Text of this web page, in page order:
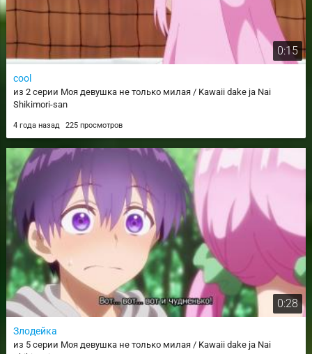
0:15
cool
из 2 серии Моя девушка не только милая / Kawaii dake ja Nai
Shikimori-san
4 года назад 225 просмотров
0:28
Злодейка
из 5 серии Моя девушка не только милая / Kawaii dake ja Nai